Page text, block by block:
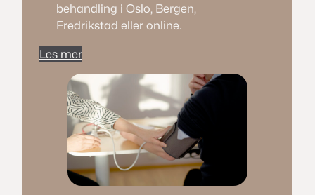
behandling i Oslo, Bergen,
Fredrikstad eller online.
Les mer